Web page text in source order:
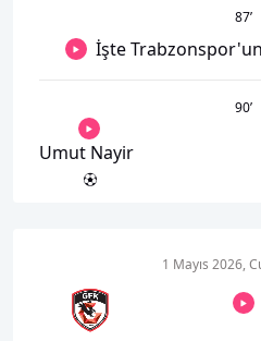
87’
İşte
90’
Umut Nayir
1 Mayıs 2026,